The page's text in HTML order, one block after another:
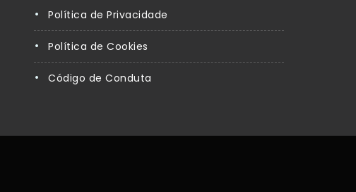
Política de Privacidade
Política de Cookies
Código de Conduta